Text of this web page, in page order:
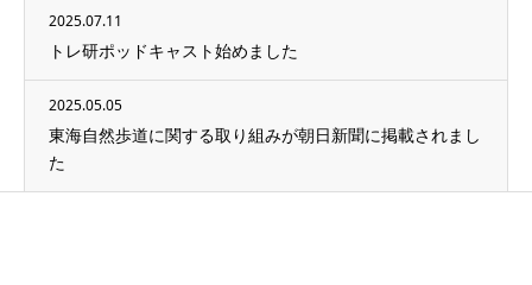
2025.07.11
トレ研ポッドキャスト始めました
2025.05.05
東海自然歩道に関する取り組みが朝日新聞に掲載されまし
た